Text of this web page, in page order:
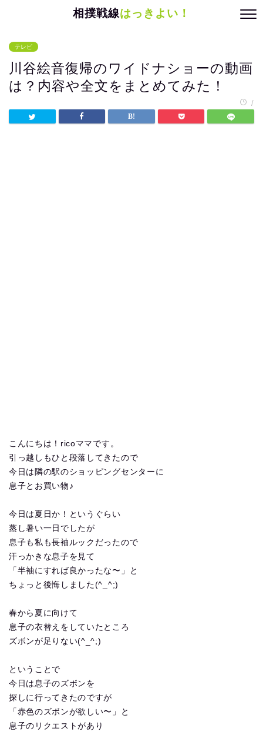
相撲戦線はっきよい！
テレビ
川谷絵音復帰のワイドナショーの動画
は？内容や全文をまとめてみた！
/
こんにちは！ricoママです。
引っ越しもひと段落してきたので
今日は隣の駅のショッピングセンターに
息子とお買い物♪
今日は夏日か！というぐらい
蒸し暑い一日でしたが
息子も私も長袖ルックだったので
汗っかきな息子を見て
「半袖にすれば良かったな〜」と
ちょっと後悔しました(^_^;)
春から夏に向けて
息子の衣替えをしていたところ
ズボンが足りない(^_^;)
ということで
今日は息子のズボンを
探しに行ってきたのですが
「赤色のズボンが欲しい〜」と
息子のリクエストがあり